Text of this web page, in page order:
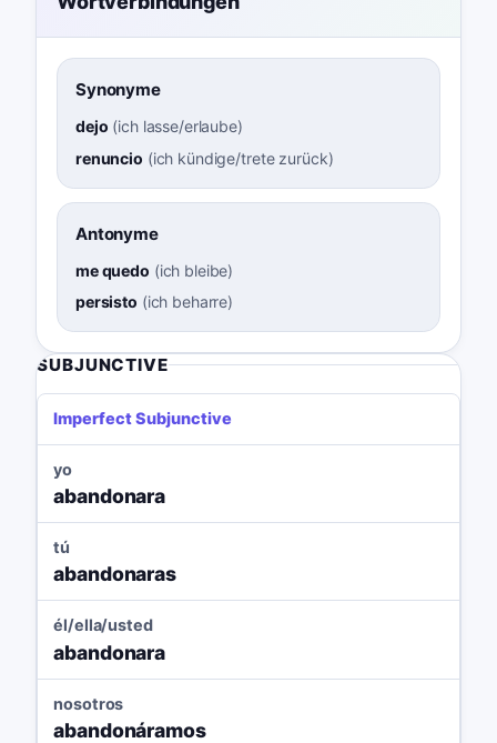
Synonyme
dejo (ich lasse/erlaube)
renuncio (ich kündige/trete zurück)
Antonyme
me quedo (ich bleibe)
persisto (ich beharre)
SUBJUNCTIVE
Imperfect Subjunctive
yo
abandonara
tú
abandonaras
él/ella/usted
abandonara
nosotros
abandonáramos